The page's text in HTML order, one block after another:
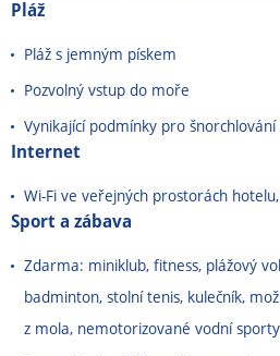
Pláž
Pláž s jemným pískem
Pozvolný vstup do moře
Vynikající podmínky pro
Internet
Wi-Fi ve veřejných prostorách
Sport a zábava
Zdarma: miniklub, fitness, plážový
badminton, stolní tenis, kulečník,
z mola, nemotorizované vodní